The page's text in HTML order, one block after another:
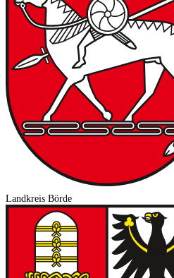
Landkreis Börde